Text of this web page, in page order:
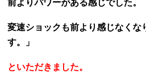
前よりパワーがある感じでした。
変速ショックも前より感じなくな
す。」
といただきました。